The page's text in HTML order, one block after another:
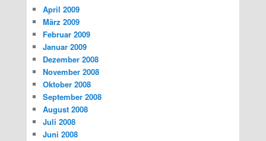
April 2009
März 2009
Februar 2009
Januar 2009
Dezember 2008
November 2008
Oktober 2008
September 2008
August 2008
Juli 2008
Juni 2008